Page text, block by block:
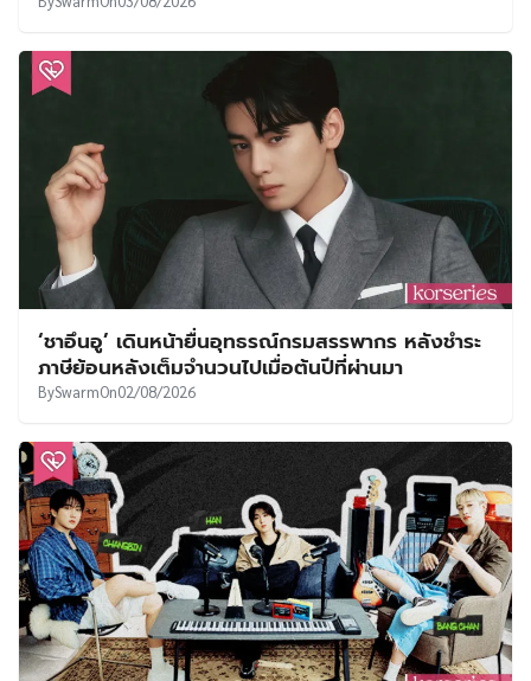
‘ชาอึนอู’ เดินหน้ายื่นอุทธรณ์กรมสรรพากร หลังชำระ
ภาษีย้อนหลังเต็มจำนวนไปเมื่อต้นปีที่ผ่านมา
BySwarmOn02/08/2026